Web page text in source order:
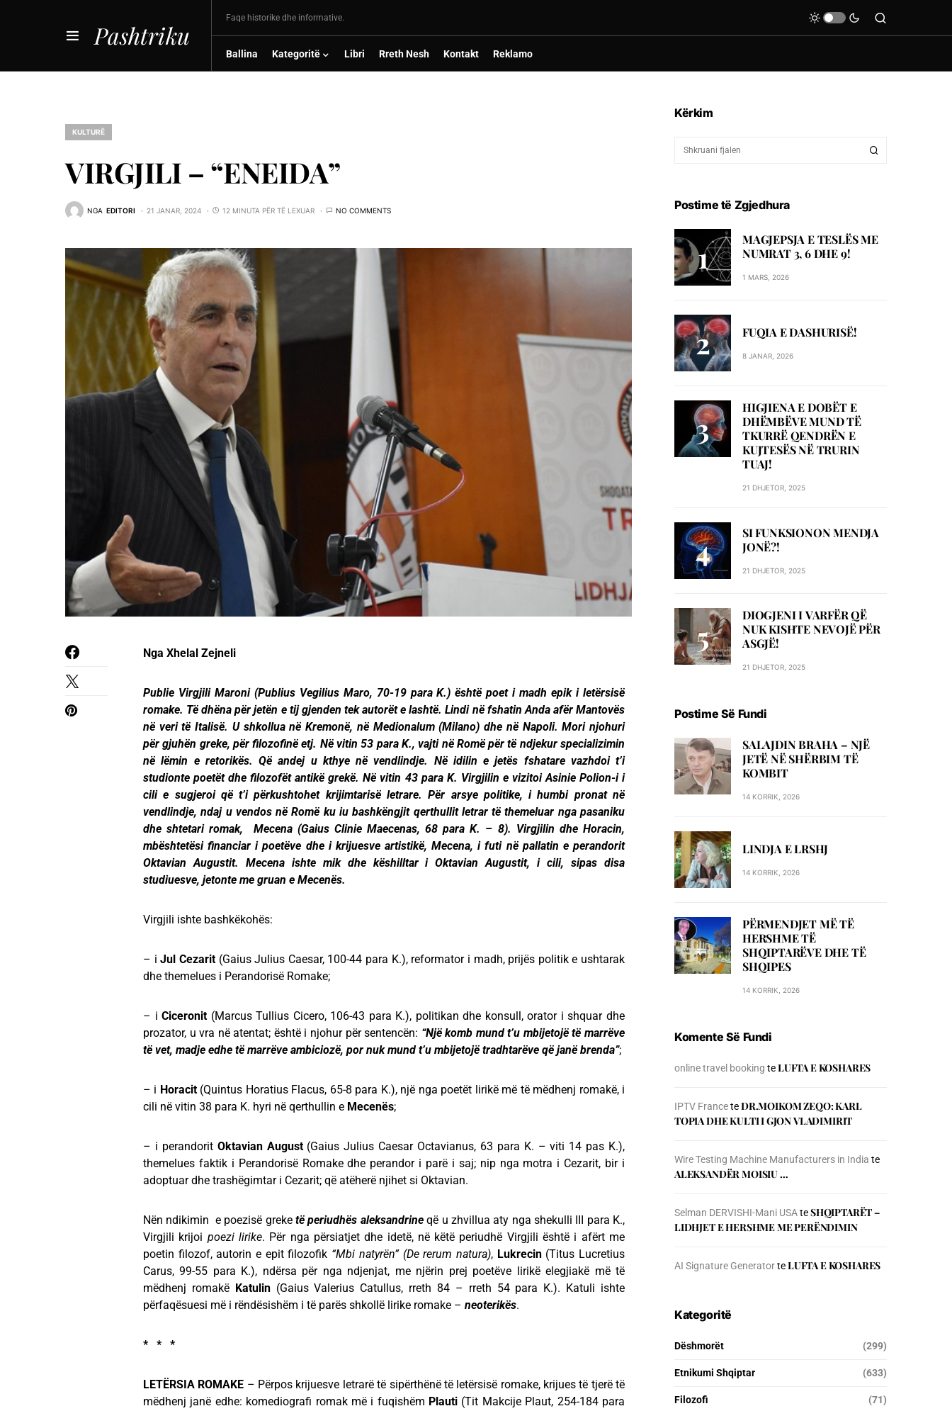
Pashtriku
Faqe historike dhe informative.
Ballina Kategoritë Libri Rreth Nesh Kontakt Reklamo
KULTURË
VIRGJILI – “ENEIDA”
NGA EDITORI 21 JANAR, 2024 12 MINUTA PËR TË LEXUAR NO COMMENTS
Nga Xhelal Zejneli
Publie Virgjili Maroni (Publius Vegilius Maro, 70-19 para K.) është poet i madh epik i letërsisë
romake. Të dhëna për jetën e tij gjenden tek autorët e lashtë. Lindi në fshatin Anda afër Mantovës
në veri të Italisë. U shkollua në Kremonë, në Medionalum (Milano) dhe në Napoli. Mori njohuri
për gjuhën greke, për filozofinë etj. Në vitin 53 para K., vajti në Romë për të ndjekur specializimin
në lëmin e retorikës. Që andej u kthye në vendlindje. Në idilin e jetës fshatare vazhdoi t’i
studionte poetët dhe filozofët antikë grekë. Në vitin 43 para K. Virgjilin e vizitoi Asinie Polion-i i
cili e sugjeroi që t’i përkushtohet krijimtarisë letrare. Për arsye politike, i humbi pronat në
vendlindje, ndaj u vendos në Romë ku iu bashkëngjit qerthullit letrar të themeluar nga pasaniku
dhe shtetari romak, Mecena (Gaius Clinie Maecenas, 68 para K. – 8). Virgjilin dhe Horacin,
mbështetësi financiar i poetëve dhe i krijuesve artistikë, Mecena, i futi në pallatin e perandorit
Oktavian Augustit. Mecena ishte mik dhe këshilltar i Oktavian Augustit, i cili, sipas disa
studiuesve, jetonte me gruan e Mecenës.
Virgjili ishte bashkëkohës:
– iJul Cezarit (Gaius Julius Caesar, 100-44 para K.), reformator i madh, prijës politik e ushtarak
dhe themelues i Perandorisë Romake;
– iCiceronit (Marcus Tullius Cicero, 106-43 para K.), politikan dhe konsull, orator i shquar dhe
prozator, u vra në atentat; është i njohur për sentencën: “Një komb mund t’u mbijetojë të marrëve
të vet, madje edhe të marrëve ambiciozë, por nuk mund t’u mbijetojë tradhtarëve që janë brenda”;
– i Horacit (Quintus Horatius Flacus, 65-8 para K.), një nga poetët lirikë më të mëdhenj romakë, i
cili në vitin 38 para K. hyri në qerthullin e Mecenës;
– i perandorit Oktavian August (Gaius Julius Caesar Octavianus, 63 para K. – viti 14 pas K.),
themelues faktik i Perandorisë Romake dhe perandor i parë i saj; nip nga motra i Cezarit, bir i
adoptuar dhe trashëgimtar i Cezarit; që atëherë njihet si Oktavian.
Nën ndikimin e poezisë greketë periudhës aleksandrineqë u zhvillua aty nga shekulli III para K.,
Virgjili krijoi poezi lirike. Për nga përsiatjet dhe idetë, në këtë periudhë Virgjili është i afërt me
poetin filozof, autorin e epit filozofik “Mbi natyrën” (De rerum natura), Lukrecin (Titus Lucretius
Carus, 99-55 para K.), ndërsa për nga ndjenjat, me njërin prej poetëve lirikë elegjiakë më të
mëdhenj romakë Katulin (Gaius Valerius Catullus, rreth 84 – rreth 54 para K.). Katuli ishte
përfaqësuesi më i rëndësishëm i të parës shkollë lirike romake – neoterikës.
* * *
LETËRSIA ROMAKE – Përpos krijuesve letrarë të sipërthënë të letërsisë romake, krijues të tjerë të
mëdhenj janë edhe: komediografi romak më i fuqishëm Plauti (Tit Makcije Plaut, 254-184 para
Kërkim
Postime të Zgjedhura
MAGJEPSJA E TESLËS ME
NUMRAT 3, 6 DHE 9!
1 MARS, 2026
FUQIA E DASHURISË!
8 JANAR, 2026
HIGJIENA E DOBËT E
DHËMBËVE MUND TË
TKURRË QENDRËN E
KUJTESËS NË TRURIN
TUAJ!
21 DHJETOR, 2025
SI FUNKSIONON MENDJA
JONË?!
21 DHJETOR, 2025
DIOGJENI I VARFËR QË
NUK KISHTE NEVOJË PËR
ASGJË!
21 DHJETOR, 2025
Postime Së Fundi
SALAJDIN BRAHA – NJЁ
JETЁ NЁ SHЁRBIM TЁ
KOMBIT
14 KORRIK, 2026
LINDJA E LRSHJ
14 KORRIK, 2026
PËRMENDJET MË TË
HERSHME TË
SHQIPTARËVE DHE TË
SHQIPES
14 KORRIK, 2026
Komente Së Fundi
online travel booking teLUFTA E KOSHARES
IPTV FranceteDR.MOIKOM ZEQO: KARL
TOPIA DHE KULTI I GJON VLADIMIRIT
Wire Testing Machine Manufacturers in India te
ALEKSANDËR MOISIU …
Selman DERVISHI-Mani USAteSHQIPTARËT –
LIDHJET E HERSHME ME PERËNDIMIN
AI Signature GeneratorteLUFTA E KOSHARES
Kategoritë
Dëshmorët (299)
Etnikumi Shqiptar (633)
Filozofi (71)